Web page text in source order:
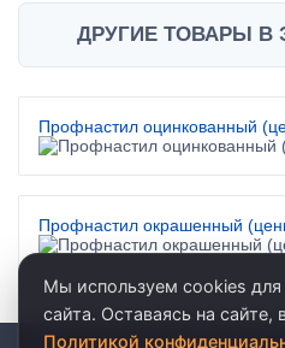
ДРУГИЕ ТОВАРЫ В
Профнастил оцинкованный
Профнастил окрашенный
Мы используем cookies
сайта. Оставаясь на сайте,
Политикой